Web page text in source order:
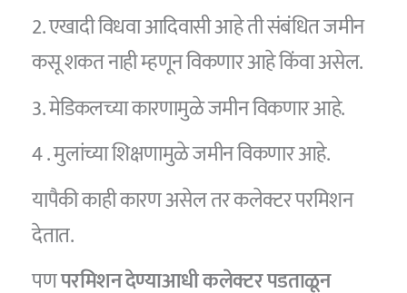
2. एखादी विधवा आदिवासी आहे ती संबंधित जमीन
कसू शकत नाही म्हणून विकणार आहे किंवा असेल.
3. मेडिकलच्या कारणामुळे जमीन विकणार आहे.
4 . मुलांच्या शिक्षणामुळे जमीन विकणार आहे.
यापैकी काही कारण असेल तर कलेक्टर परमिशन
देतात.
पणपरमिशन देण्याआधी कलेक्टर पडताळून